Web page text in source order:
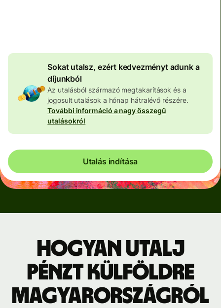
Sokat utalsz, ezért kedvezményt adunk a
díjunkból
Az utalásból származó megtakarítások és a
jogosult utalások a hónap hátralévő részére.
További információ a nagy összegű
utalásokról
Utalás indítása
Hogyan utalj
pénzt külföldre
Magyarországról